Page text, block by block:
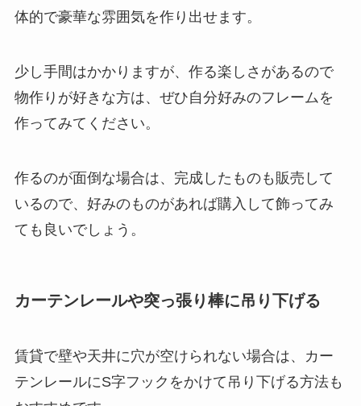
体的で豪華な雰囲気を作り出せます。
少し手間はかかりますが、作る楽しさがあるので
物作りが好きな方は、ぜひ自分好みのフレームを
作ってみてください。
作るのが面倒な場合は、完成したものも販売して
いるので、好みのものがあれば購入して飾ってみ
ても良いでしょう。
カーテンレールや突っ張り棒に吊り下げる
賃貸で壁や天井に穴が空けられない場合は、カー
テンレールにS字フックをかけて吊り下げる方法も